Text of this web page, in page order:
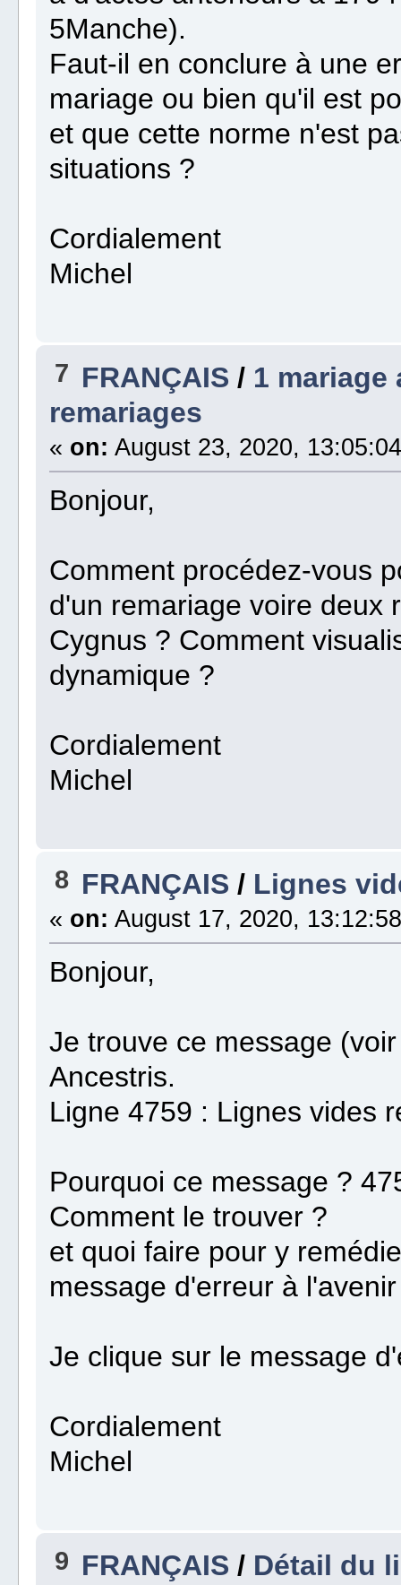
5Manche).
Faut-il en conclure à une
mariage ou bien qu'il est
et que cette norme n'est
situations ?
Cordialement
Michel
7 FRANÇAIS / 1 mariage
remariages
« on: August 23, 2020,
Bonjour,
Comment procédez-vous
d'un remariage voire deux
Cygnus ? Comment
dynamique ?
Cordialement
Michel
8 FRANÇAIS / Lignes
« on: August 17, 2020,
Bonjour,
Je trouve ce message
Ancestris.
Ligne 4759 : Lignes vides
Pourquoi ce message ?
Comment le trouver ?
et quoi faire pour y
message d'erreur à
Je clique sur le message
Cordialement
Michel
9 FRANÇAIS / Détail du